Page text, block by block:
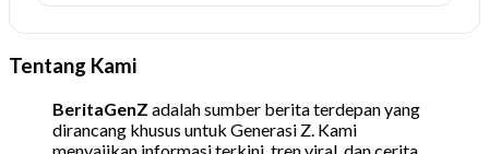
Tentang Kami
BeritaGenZ adalah sumber berita terdepan yang
dirancang khusus untuk Generasi Z. Kami